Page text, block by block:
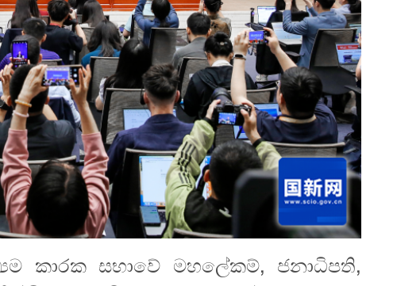
කාරක සභාවේ මහලේකම්, ජනාධිපති,